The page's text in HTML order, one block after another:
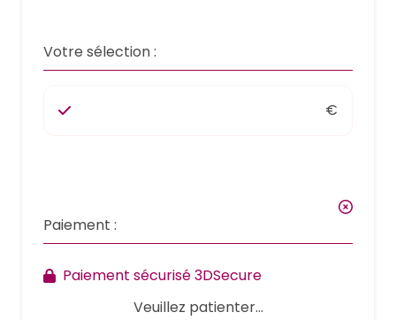
Votre sélection :
€
Paiement :
Paiement sécurisé 3DSecure
Veuillez patienter...